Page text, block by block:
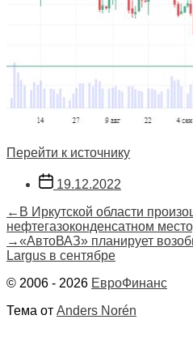
Перейти к источнику
Дата
записи
19.12.2022
Навигация
по
записям
← Предыдущая
запись:
В Иркутской области
нефтегазоконденсатном
→Следующая
запись:
«АвтоВАЗ» планирует
Largus в сентябре
© 2006 - 2026 ЕвроФинанс
Тема от Anders Norén